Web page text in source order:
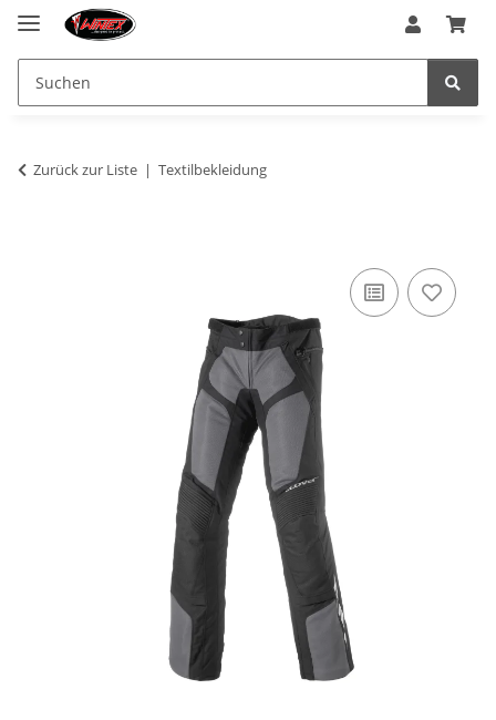
Zurück zur Liste Textilbekleidung